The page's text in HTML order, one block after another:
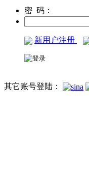
密 码：
新用户注册
其它账号登陆：